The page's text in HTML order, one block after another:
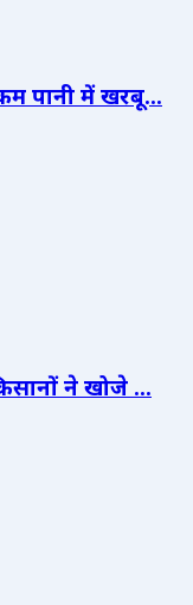
पानी में खरबू...
ने खोजे ...